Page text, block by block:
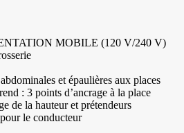
MOBILE (120 V/240 V)
et épaulières aux places
: 3 points d’ancrage à la place
de la hauteur et prétendeurs
le conducteur